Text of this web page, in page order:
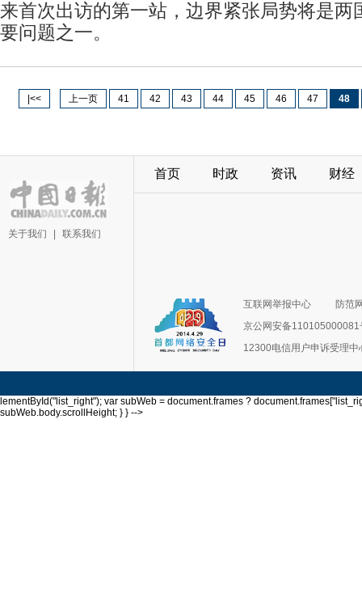
来首次出访的第一站，边界紧张局势将是两
要问题之一。
|<< 上一页 41 42 43 44 45 46 47 48
关于我们 联系我们
首页 时政 资讯 财经
互联网举报中心
防范
京公网安备110105000081
12300电信用户申诉受理中
lementById("list_right"); var subWeb = document.frames ?
subWeb.body.scrollHeight; } } -->